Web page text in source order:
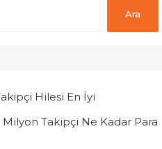
Ara
Hilesi En İyi
Takipçi Ne Kadar Para